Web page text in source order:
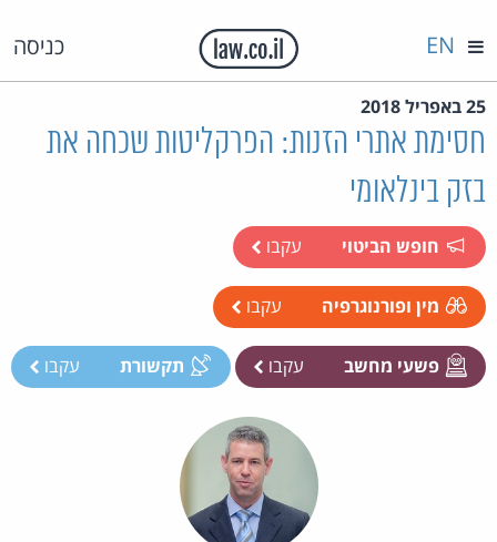
כניסה EN
25 באפריל 2018
חסימת אתרי הזנות: הפרקליטות שכחה את
בזק בינלאומי
חופש הביטוי עקבו
מין ופורנוגרפיה עקבו
פשעי מחשב עקבו תקשורת עקבו